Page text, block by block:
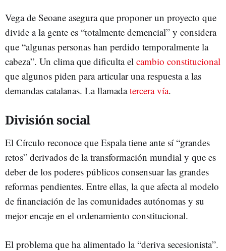
Vega de Seoane asegura que proponer un proyecto que
divide a la gente es “totalmente demencial” y considera
que “algunas personas han perdido temporalmente la
cabeza”. Un clima que dificulta el cambio constitucional
que algunos piden para articular una respuesta a las
demandas catalanas. La llamadatercera vía.
División social
El Círculo reconoce que Espala tiene ante sí “grandes
retos” derivados de la transformación mundial y que es
deber de los poderes públicos consensuar las grandes
reformas pendientes. Entre ellas, la que afecta al modelo
de financiación de las comunidades autónomas y su
mejor encaje en el ordenamiento constitucional.
El problema que ha alimentado la “deriva secesionista”.